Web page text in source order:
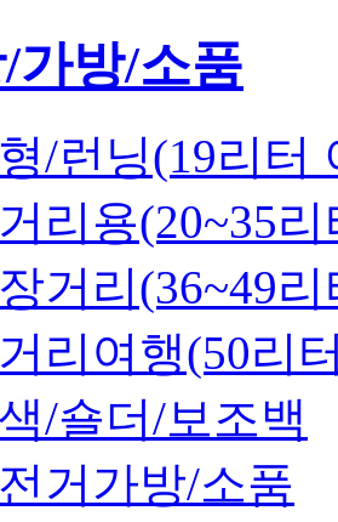
가방/소품
/런닝(19리터
리용(20~35리
거리(36~49리
리여행(50리
/숄더/보조백
거가방/소품